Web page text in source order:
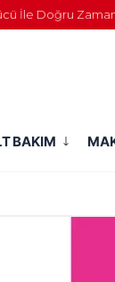
Doğru Zaman,
BAKIM